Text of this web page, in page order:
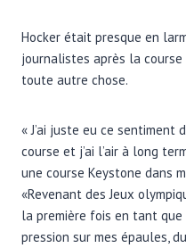
Hocker était presque en
journalistes après la
toute autre chose.
« J’ai juste eu ce sentiment
course et j’ai l’air à long
une course Keystone dans
«Revenant des Jeux
la première fois en tant que
pression sur mes épaules,